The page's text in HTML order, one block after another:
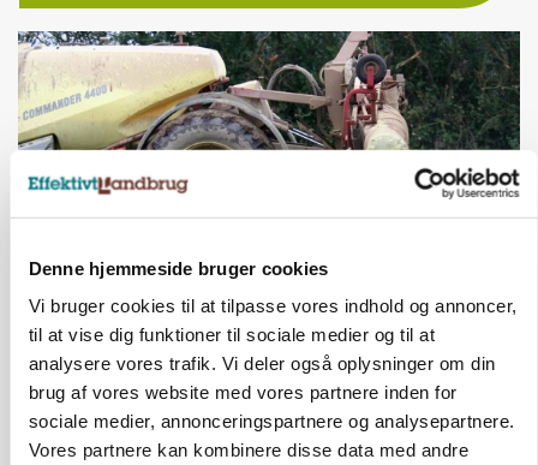
Denne hjemmeside bruger cookies
Vi bruger cookies til at tilpasse vores indhold og annoncer,
til at vise dig funktioner til sociale medier og til at
analysere vores trafik. Vi deler også oplysninger om din
brug af vores website med vores partnere inden for
sociale medier, annonceringspartnere og analysepartnere.
Vores partnere kan kombinere disse data med andre
AgroMarkets: Mindre konkurrence giver højere
priser på Boxer